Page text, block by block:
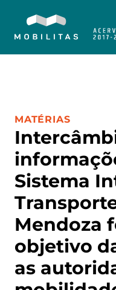
Sistema
Mendoza
objetivo
as
CATEGORIA:
MATÉRIAS